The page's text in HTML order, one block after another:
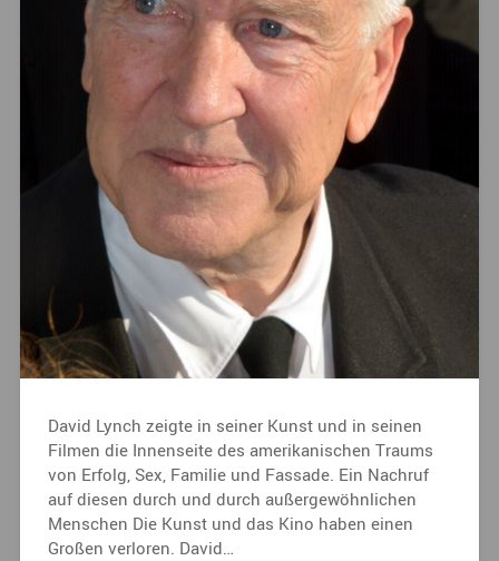
David Lynch zeigte in seiner Kunst und in seinen
Filmen die Innenseite des amerikanischen Traums
von Erfolg, Sex, Familie und Fassade. Ein Nachruf
auf diesen durch und durch außergewöhnlichen
Menschen Die Kunst und das Kino haben einen
Großen verloren. David…